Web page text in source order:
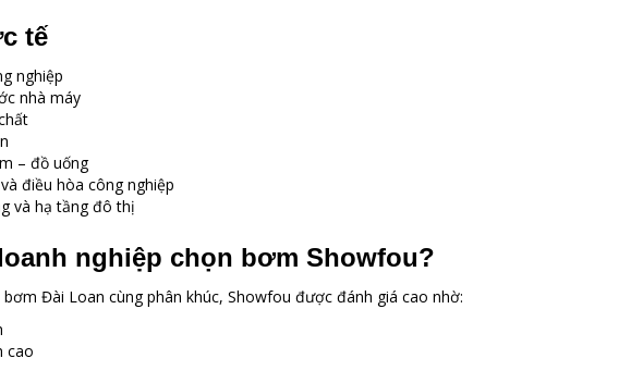
tế
nghiệp
nhà máy
– đồ uống
điều hòa công nghiệp
và hạ tầng đô thị
nghiệp chọn bơm Showfou?
Đài Loan cùng phân khúc, Showfou được đánh giá cao nhờ:
cao